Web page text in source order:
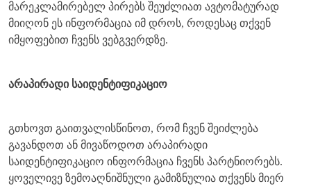
მარეკლამირებელ პირებს შეუძლიათ ავტომატურად
მიიღონ ეს ინფორმაცია იმ დროს, როდესაც თქვენ
იმყოფებით ჩვენს ვებგვერდზე.
არაპირადი საიდენტიფიკაციო
გთხოვთ გაითვალისწინოთ, რომ ჩვენ შეიძლება
გავანდოთ ან მივაწოდოთ არაპირადი
საიდენტიფიკაციო ინფორმაცია ჩვენს პარტნიორებს.
ყოველივე ზემოაღნიშნული გამიზნულია თქვენს მიერ